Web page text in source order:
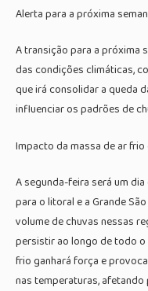
Alerta para a próxima
A transição para a próxima
das condições climáticas,
que irá consolidar a queda
influenciar os padrões de
Impacto da massa de ar
A segunda-feira será um
para o litoral e a Grande
volume de chuvas nessas
persistir ao longo de todo o
frio ganhará força e
nas temperaturas,